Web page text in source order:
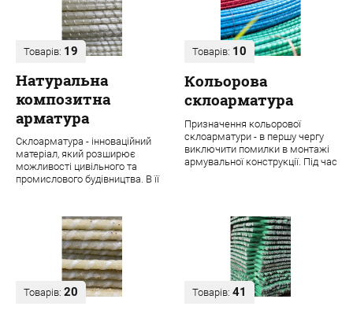
Товарів: 19
Натуральна
композитна
арматура
Склоарматура - інноваційний
матеріал, який розширює
можливості цивільного та
промислового будівництва. В її
Товарів: 10
Кольорова
склоарматура
Призначення кольорової
склоарматури - в першу чергу
виключити помилки в монтажі
армувальної конструкції. Під час
Товарів: 20 Товарів: 41